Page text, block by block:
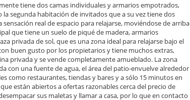
tiene dos camas individuales y armarios empotrados,
segunda habitación de invitados que a su vez tiene dos
real de espacio para relajarse, moviéndose de arriba
que tiene un suelo de piqué de madera, armarios
privada de sol, que es una zona ideal para relajarse bajo el
buen gusto por los propietarios y tiene muchos extras,
privada y se vende completamente amueblado. La zona
con una fuente de agua, el área del patio-envuelve alrededor
como restaurantes, tiendas y bares y a sólo 15 minutos en
están abiertos a ofertas razonables cerca del precio de
sus maletas y llamar a casa, por lo que en contacto